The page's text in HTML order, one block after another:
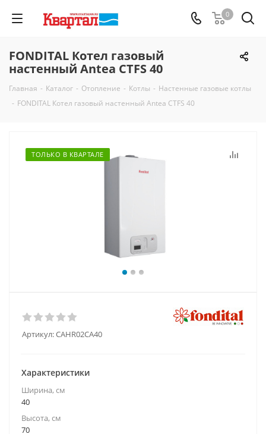
0
FONDITAL Котел газовый
настенный Antea CTFS 40
Главная - Каталог - Отопление - Котлы - Настенные газовые котлы
- FONDITAL Котел газовый настенный Antea CTFS 40
ТОЛЬКО В КВАРТАЛЕ
Артикул:CAHR02CA40
Характеристики
Ширина, см
40
Высота, см
70